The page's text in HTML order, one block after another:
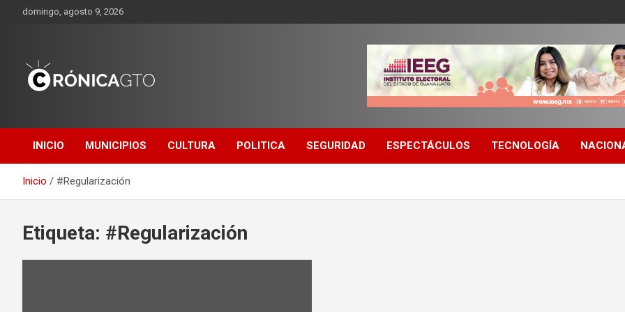
domingo, agosto 9, 2026
GUANAJUATO
INICIO MUNICIPIOS CULTURA POLITICA SEGURIDAD ESPECTÁCULOS TECNOLOGÍA
Inicio #Regularización
Etiqueta: #Regularización